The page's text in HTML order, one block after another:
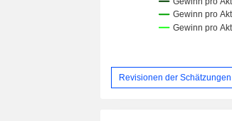
Revisionen der Schätzungen